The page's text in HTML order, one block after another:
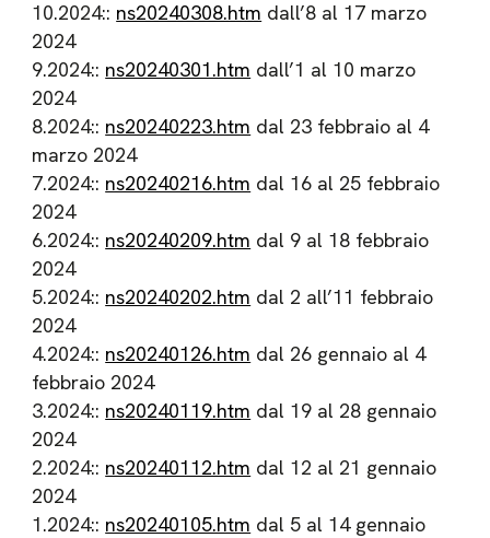
10.2024:: ns20240308.htm dall’8 al 17 marzo
2024
9.2024:: ns20240301.htm dall’1 al 10 marzo
2024
8.2024:: ns20240223.htm dal 23 febbraio al 4
marzo 2024
7.2024:: ns20240216.htm dal 16 al 25 febbraio
2024
6.2024:: ns20240209.htm dal 9 al 18 febbraio
2024
5.2024:: ns20240202.htm dal 2 all’11 febbraio
2024
4.2024:: ns20240126.htm dal 26 gennaio al 4
febbraio 2024
3.2024:: ns20240119.htm dal 19 al 28 gennaio
2024
2.2024:: ns20240112.htm dal 12 al 21 gennaio
2024
1.2024:: ns20240105.htm dal 5 al 14 gennaio